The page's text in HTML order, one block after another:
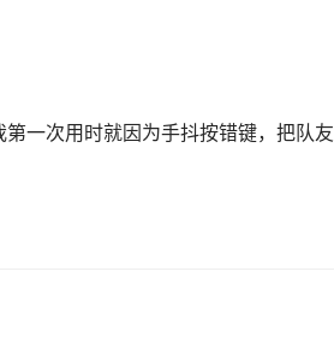
一次用时就因为手抖按错键，把队友